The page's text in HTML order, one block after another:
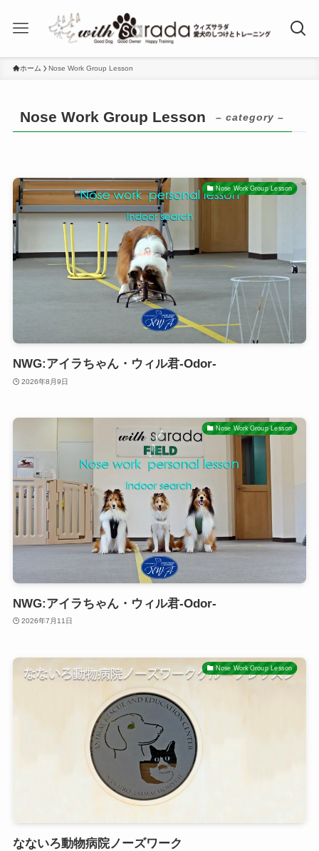
ホーム Nose Work Group Lesson
Nose Work Group Lesson – category –
Nose Work Group Lesson
NWG:アイラちゃん・ウィル君-Odor-
2026年8月9日
Nose Work Group Lesson
NWG:アイラちゃん・ウィル君-Odor-
2026年7月11日
Nose Work Group Lesson
なないろ動物病院ノーズワーク